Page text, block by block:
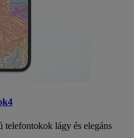
telefontokok lágy és elegáns